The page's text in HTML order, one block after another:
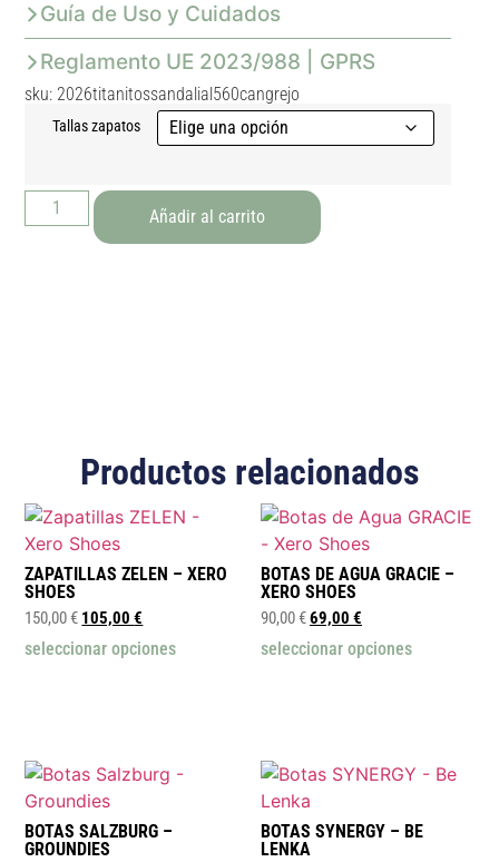
Guía de Uso y Cuidados
Reglamento UE 2023/988 | GPRS
sku: 2026titanitossandalial560cangrejo
Tallas zapatos
Añadir al carrito
Productos relacionados
ZAPATILLAS ZELEN – XERO
SHOES
150,00€ 105,00€
seleccionar opciones
BOTAS DE AGUA GRACIE –
XERO SHOES
90,00€69,00 €
seleccionar opciones
BOTAS SALZBURG –
GROUNDIES
BOTAS SYNERGY – BE
LENKA